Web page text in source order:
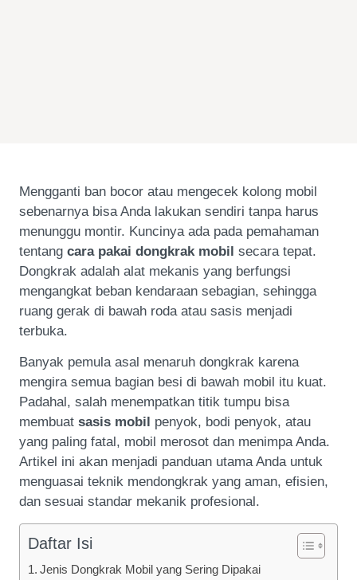
Mengganti ban bocor atau mengecek kolong mobil
sebenarnya bisa Anda lakukan sendiri tanpa harus
menunggu montir. Kuncinya ada pada pemahaman
tentang cara pakai dongkrak mobil secara tepat.
Dongkrak adalah alat mekanis yang berfungsi
mengangkat beban kendaraan sebagian, sehingga
ruang gerak di bawah roda atau sasis menjadi
terbuka.
Banyak pemula asal menaruh dongkrak karena
mengira semua bagian besi di bawah mobil itu kuat.
Padahal, salah menempatkan titik tumpu bisa
membuat sasis mobil
penyok, bodi penyok, atau
yang paling fatal, mobil merosot dan menimpa Anda.
Artikel ini akan menjadi panduan utama Anda untuk
menguasai teknik mendongkrak yang aman, efisien,
dan sesuai standar mekanik profesional.
Daftar Isi
Jenis Dongkrak Mobil yang Sering Dipakai